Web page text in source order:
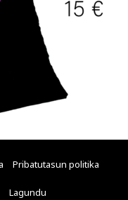
Pribatutasun politika
Lagundu